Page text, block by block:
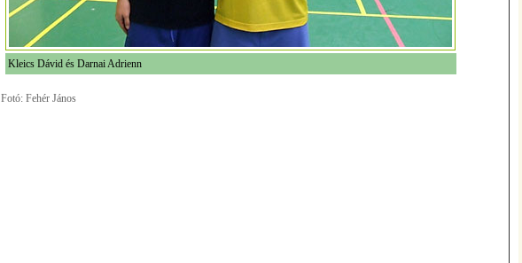
Kleics Dávid és Darnai Adrienn
Fotó: Fehér János